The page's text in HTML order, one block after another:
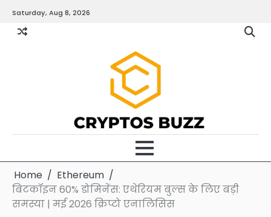
content
Saturday, Aug 8, 2026
Home
Ethereum
बिटकॉइन 60% डोमिनेंस: एथेरियम बुल्स के लिए बड़ी
समस्या | मई 2026 क्रिप्टो एनालिसिस